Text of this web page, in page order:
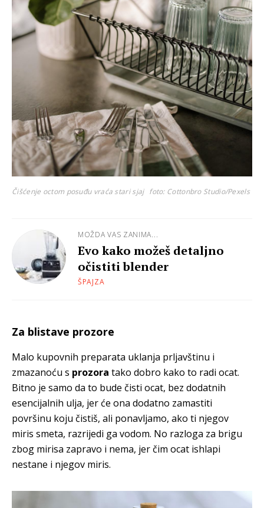
Čišćenje octom posuđu vraća stari sjaj foto: Cottonbro Studio/Pexels
MOŽDA VAS ZANIMA...
Evo kako možeš detaljno
očistiti blender
ŠPAJZA
Za blistave prozore
Malo kupovnih preparata uklanja prljavštinu i
zmazanoću s prozora tako dobro kako to radi ocat.
Bitno je samo da to bude čisti ocat, bez dodatnih
esencijalnih ulja, jer će ona dodatno zamastiti
površinu koju čistiš, ali ponavljamo, ako ti njegov
miris smeta, razrijedi ga vodom. No razloga za brigu
zbog mirisa zapravo i nema, jer čim ocat ishlapi
nestane i njegov miris.